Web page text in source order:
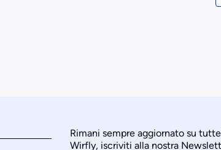
Rimani sempre aggiornato su
Wirfly, iscriviti alla nostra